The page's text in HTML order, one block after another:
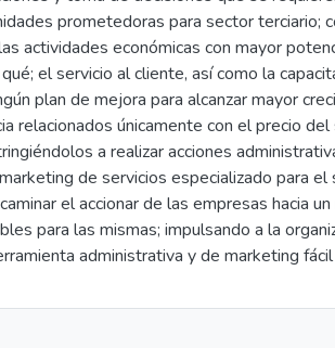
prometedoras para sector terciario;
actividades económicas con mayor
el servicio al cliente, así como la
plan de mejora para alcanzar mayor
relacionados únicamente con el precio
a realizar acciones
de servicios especializado para
el accionar de las empresas hacia
para las mismas; impulsando a la
administrativa y de marketing